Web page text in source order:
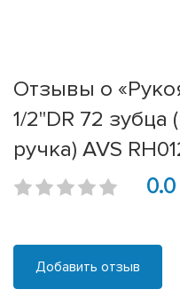
Отзывы о
1/2"DR 72 зубца
ручка) AVS
0.0
Добавить отзыв